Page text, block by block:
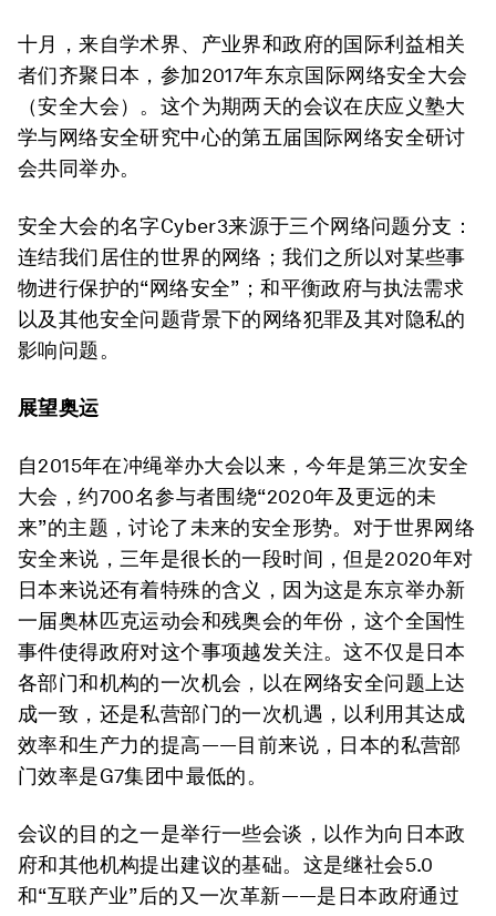
十月，来自学术界、产业界和政府的国际利益相关
者们齐聚日本，参加2017年东京国际网络安全大会
（安全大会）。这个为期两天的会议在庆应义塾大
学与网络安全研究中心的第五届国际网络安全研讨
会共同举办。
安全大会的名字Cyber3来源于三个网络问题分支：
连结我们居住的世界的网络；我们之所以对某些事
物进行保护的“网络安全”；和平衡政府与执法需求
以及其他安全问题背景下的网络犯罪及其对隐私的
影响问题。
展望奥运
自2015年在冲绳举办大会以来，今年是第三次安全
大会，约700名参与者围绕“2020年及更远的未
来”的主题，讨论了未来的安全形势。对于世界网络
安全来说，三年是很长的一段时间，但是2020年对
日本来说还有着特殊的含义，因为这是东京举办新
一届奥林匹克运动会和残奥会的年份，这个全国性
事件使得政府对这个事项越发关注。这不仅是日本
各部门和机构的一次机会，以在网络安全问题上达
成一致，还是私营部门的一次机遇，以利用其达成
效率和生产力的提高——目前来说，日本的私营部
门效率是G7集团中最低的。
会议的目的之一是举行一些会谈，以作为向日本政
府和其他机构提出建议的基础。这是继社会5.0
和“互联产业”后的又一次革新——是日本政府通过